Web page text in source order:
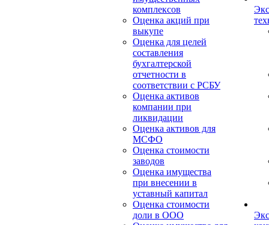
комплексов
Оценка акций при
выкупе
Оценка для целей
составления
бухгалтерской
отчетности в
соответствии с РСБУ
Оценка активов
компании при
ликвидации
Оценка активов для
МСФО
Оценка стоимости
заводов
Оценка имущества
при внесении в
уставный капитал
Оценка стоимости
доли в ООО